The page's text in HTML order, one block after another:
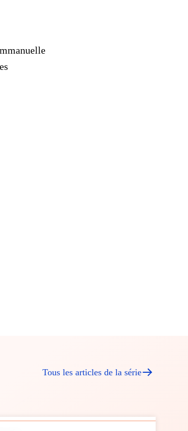
Tous les articles de la série